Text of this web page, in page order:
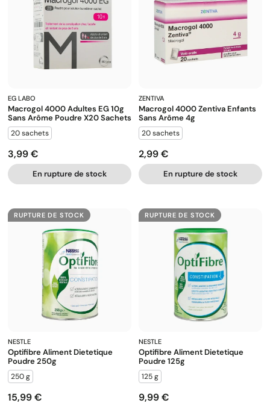
EG LABO
Macrogol 4000 Adultes EG 10g
Sans Arôme Poudre X20 Sachets
20 sachets
Prix
3,99 €
En rupture de stock
ZENTIVA
Macrogol 4000 Zentiva Enfants
Sans Arôme 4g
20 sachets
Prix
2,99 €
En rupture de stock
RUPTURE DE STOCK
NESTLE
Optifibre Aliment Dietetique
Poudre 250g
250 g
Prix
15,99 €
RUPTURE DE STOCK
NESTLE
Optifibre Aliment Dietetique
Poudre 125g
125 g
Prix
9,99 €